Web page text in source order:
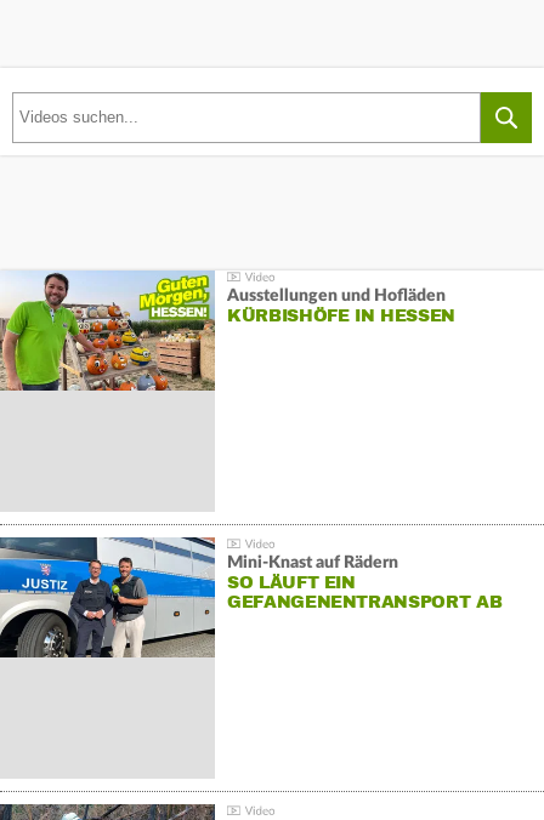
Ausstellungen und Hofläden
KÜRBISHÖFE IN HESSEN
Mini-Knast auf Rädern
SO LÄUFT EIN
GEFANGENENTRANSPORT AB